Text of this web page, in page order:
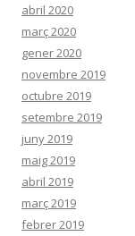
abril 2020
març 2020
gener 2020
novembre 2019
octubre 2019
setembre 2019
juny 2019
maig 2019
abril 2019
març 2019
febrer 2019